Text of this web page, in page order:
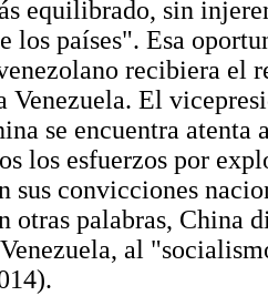
equilibrado, sin
los países". Esa
recibiera el
Venezuela. El
se encuentra
los esfuerzos por
sus convicciones
otras palabras, China
al